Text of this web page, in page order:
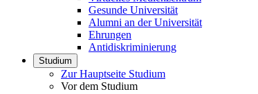
Gesunde Universität
Alumni an der Universität
Ehrungen
Antidiskriminierung
Studium
Zur Hauptseite Studium
Vor dem Studium